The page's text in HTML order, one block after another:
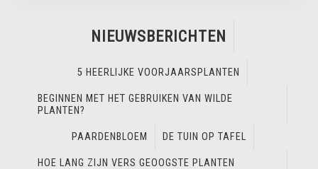
NIEUWSBERICHTEN
5 HEERLIJKE VOORJAARSPLANTEN
BEGINNEN MET HET GEBRUIKEN VAN WILDE
PLANTEN?
PAARDENBLOEM DE TUIN OP TAFEL
HOE LANG ZIJN VERS GEOOGSTE PLANTEN